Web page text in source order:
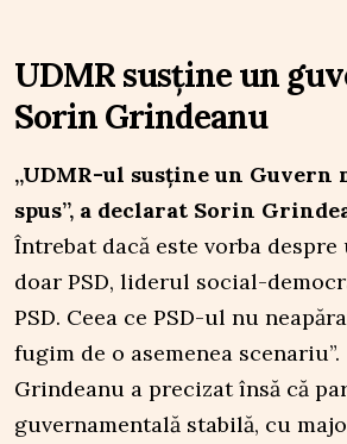
UDMR susține un
Sorin Grindeanu
„UDMR-ul susține un Guvern
spus”, a declarat Sorin
Întrebat dacă este vorba
doar PSD, liderul social-
PSD. Ceea ce PSD-ul nu
fugim de o asemenea scenariu”.
Grindeanu a precizat însă că
guvernamentală stabilă, cu